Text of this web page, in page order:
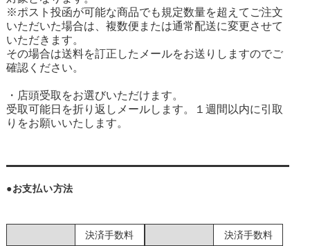
※ポスト投函が可能な商品でも規定数量を超えてご注文
いただいた場合は、複数便または通常配送に変更させて
いただきます。
その場合は送料を訂正したメールをお送りしますのでご
確認ください。
・店頭受取をお選びいただけます。
受取可能日を折り返しメールします。１週間以内に引取
りをお願いいたします。
●お支払い方法
決済手数料 決済手数料